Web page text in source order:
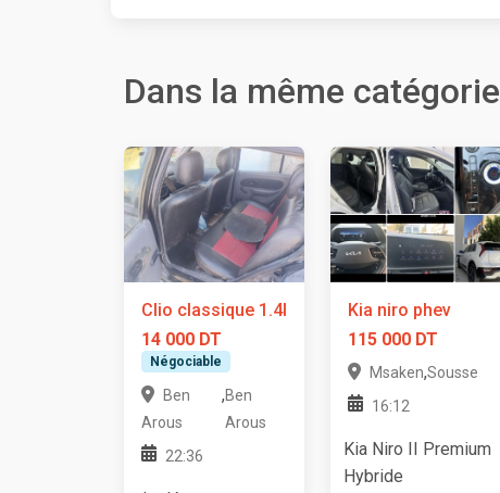
Dans la même catégorie
Clio classique 1.4l
14 000 DT
Négociable
Ben
Arous
,Ben
Arous
22:36
Kia niro phev
115 000 DT
Msaken,Sousse
16:12
Kia Niro II Premium
Hybride